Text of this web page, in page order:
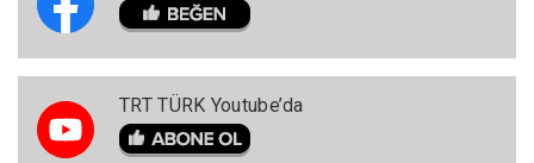
TRT TÜRK Youtube’da